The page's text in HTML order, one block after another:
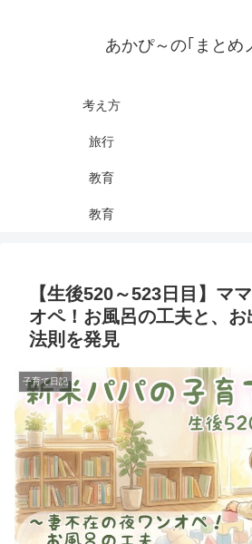
あかぴ～の｢まとめ
考え方
旅行
教育
教育
【生後520～523日目】マ
オペ！お風呂の工夫と、
法則を発見
子育て日記